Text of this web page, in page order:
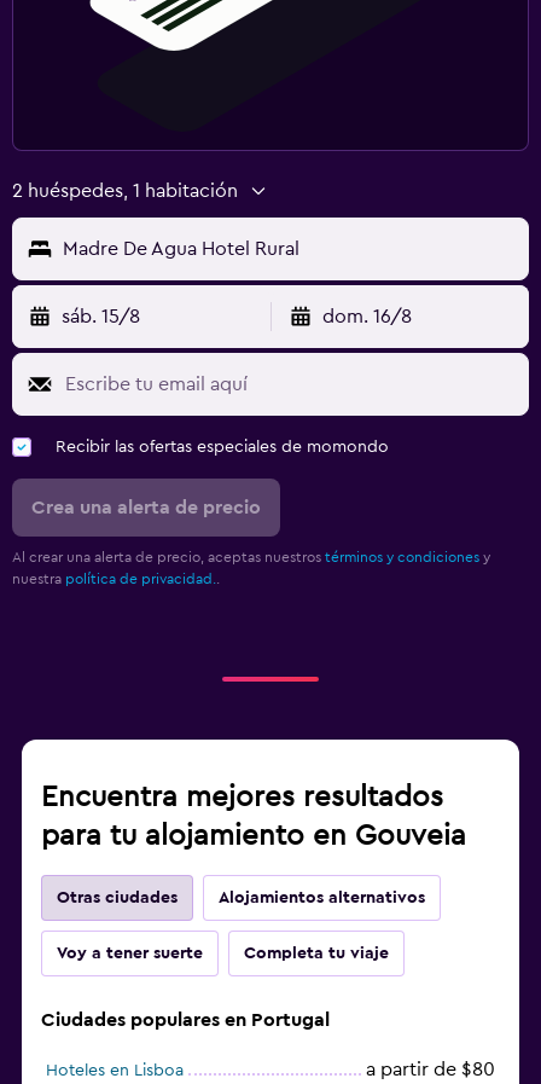
2 huéspedes, 1 habitación
Madre De Agua Hotel Rural
sáb. 15/8 dom. 16/8
Recibir las ofertas especiales de momondo
Crea una alerta de precio
Al crear una alerta de precio, aceptas nuestros términos y condiciones y
nuestra política de privacidad.
Encuentra mejores resultados
para tu alojamiento en Gouveia
Otras ciudades Alojamientos alternativos
Voy a tener suerte Completa tu viaje
Ciudades populares en Portugal
Hoteles en Lisboa a partir de $80